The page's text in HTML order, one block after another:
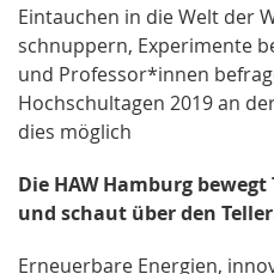
Eintauchen in die Welt der
schnuppern, Experimente
und Professor*innen
Hochschultagen 2019 an
dies möglich
Die HAW Hamburg
und schaut über den
Erneuerbare Energien,